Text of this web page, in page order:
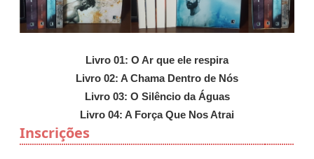
Livro 01: O Ar que ele respira
Livro 02: A Chama Dentro de Nós
Livro 03: O Silêncio da Águas
Livro 04: A Força Que Nos Atrai
Inscrições